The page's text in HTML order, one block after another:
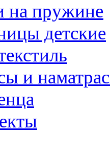
на пружине
детские
и